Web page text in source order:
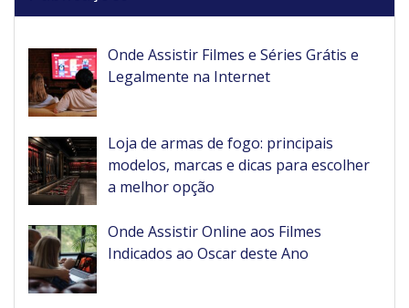
Onde Assistir Filmes e Séries Grátis e
Legalmente na Internet
Loja de armas de fogo: principais
modelos, marcas e dicas para escolher
a melhor opção
Onde Assistir Online aos Filmes
Indicados ao Oscar deste Ano